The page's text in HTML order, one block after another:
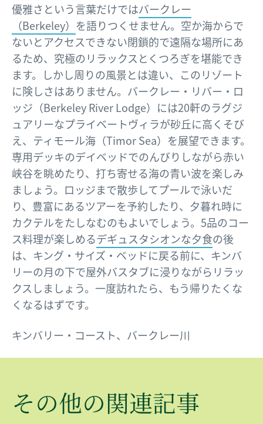
優雅さという言葉だけではバークレー
（Berkeley） を語りつくせません。空か海からで
ないとアクセスできない閉鎖的で遠隔な場所にあ
るため、究極のリラックスとくつろぎを堪能でき
ます。しかし周りの風景とは違い、このリゾート
に険しさはありません。バークレー・リバー・ロ
ッジ（Berkeley River Lodge）には20軒のラグジ
ュアリーなプライベートヴィラが砂丘に高くそび
え、ティモール海（Timor Sea）を展望できます。
専用デッキのデイベッドでのんびりしながら赤い
峡谷を眺めたり、打ち寄せる海の青い波を楽しみ
ましょう。ロッジまで散歩してプールで泳いだ
り、豊富にあるツアーを予約したり、夕暮れ時に
カクテルをたしなむのもよいでしょう。5品のコー
ス料理が楽しめるデギュスタシオンな夕食の後
は、キング・サイズ・ベッドに戻る前に、キンバ
リーの月の下で屋外バスタブに浸りながらリラッ
クスしましょう。一度訪れたら、もう帰りたくな
くなるはずです。
キンバリー・コースト、バークレー川
​その​他の​関連記事